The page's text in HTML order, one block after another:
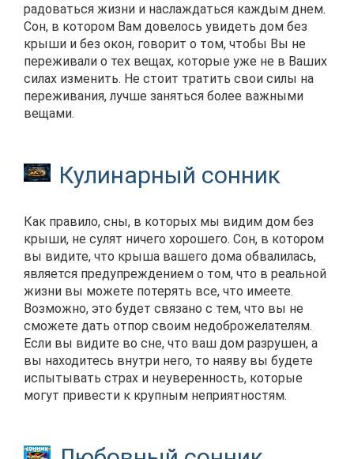
радоваться жизни и наслаждаться каждым днем.
Сон, в котором Вам довелось увидеть дом без
крыши и без окон, говорит о том, чтобы Вы не
переживали о тех вещах, которые уже не в Ваших
силах изменить. Не стоит тратить свои силы на
переживания, лучше заняться более важными
вещами.
Кулинарный сонник
Как правило, сны, в которых мы видим дом без
крыши, не сулят ничего хорошего. Сон, в котором
вы видите, что крыша вашего дома обвалилась,
является предупреждением о том, что в реальной
жизни вы можете потерять все, что имеете.
Возможно, это будет связано с тем, что вы не
сможете дать отпор своим недоброжелателям.
Если вы видите во сне, что ваш дом разрушен, а
вы находитесь внутри него, то наяву вы будете
испытывать страх и неуверенность, которые
могут привести к крупным неприятностям.